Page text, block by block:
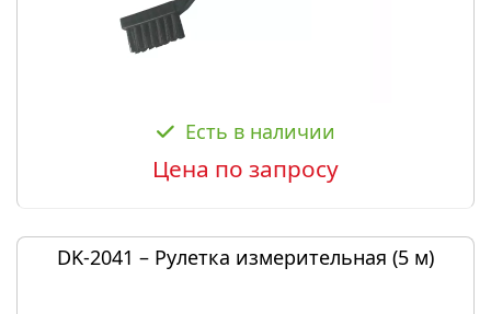
Есть в наличии
Цена по запросу
DK-2041 – Рулетка измерительная (5 м)